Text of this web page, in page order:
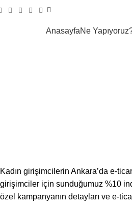
AnasayfaNe
Kadın girişimcilerin Ankara’da e-
girişimciler için sunduğumuz %10
özel kampanyanın detayları ve e-